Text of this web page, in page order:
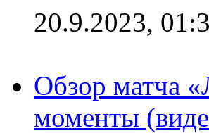
20.9.2023,
Обзор матча
моменты